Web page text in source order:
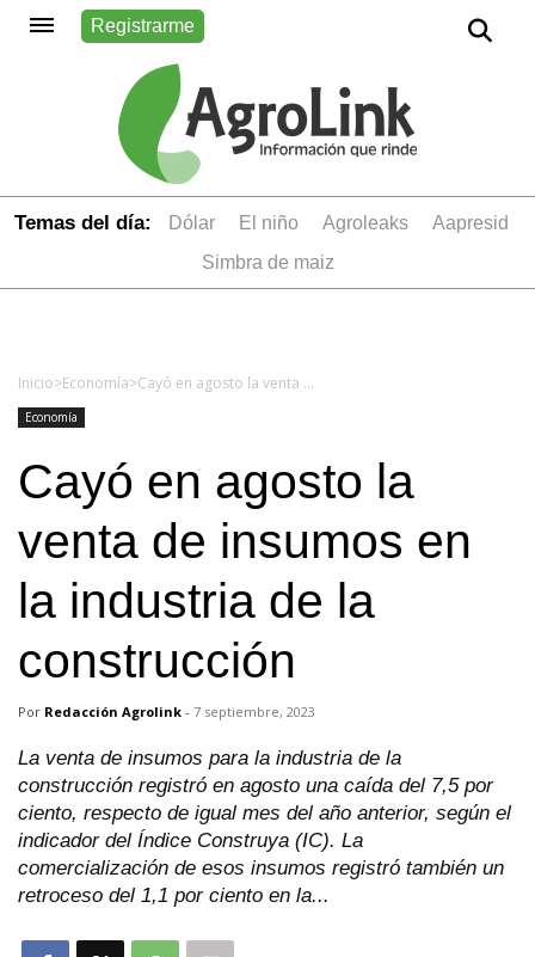
Registrarme
Temas del día: dólar el niño Agroleaks
aapresid
simbra de maiz
Inicio>Economía> Cayó en agosto la venta de insumos en la industria de la construcción
Economía
Cayó en agosto la
venta de insumos en
la industria de la
construcción
Por Redacción Agrolink - 7 septiembre, 2023
La venta de insumos para la industria de la
construcción registró en agosto una caída del 7,5 por
ciento, respecto de igual mes del año anterior, según el
indicador del Índice Construya (IC). La
comercialización de esos insumos registró también un
retroceso del 1,1 por ciento en la...